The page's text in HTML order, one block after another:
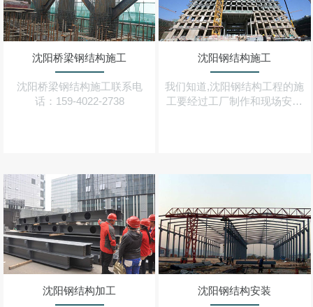
沈阳桥梁钢结构施工
沈阳桥梁钢结构施工联系电
话：159-4022-2738
沈阳钢结构施工
我们知道,沈阳钢结构工程的施
工要经过工厂制作和现场安装
沈阳钢结构加工 沈阳钢结构安装